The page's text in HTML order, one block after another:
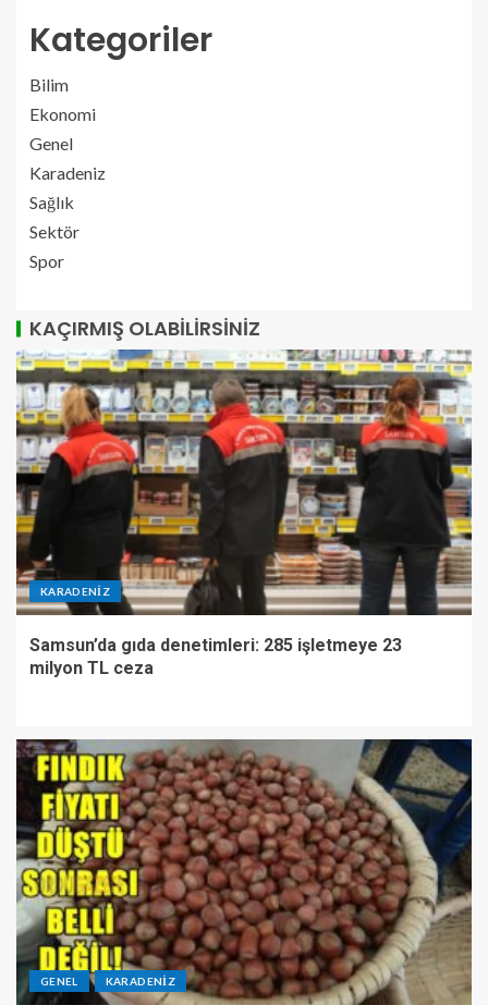
Kategoriler
Bilim
Ekonomi
Genel
Karadeniz
Sağlık
Sektör
Spor
KAÇIRMIŞ OLABILIRSINIZ
KARADENIZ
Samsun’da gıda denetimleri: 285 işletmeye 23
milyon TL ceza
GENEL KARADENIZ